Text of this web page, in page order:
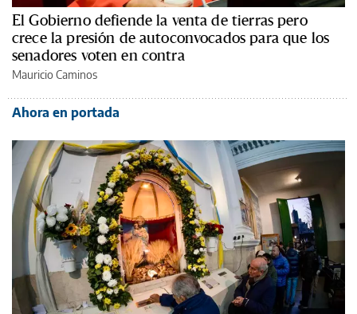
El Gobierno defiende la venta de tierras pero
crece la presión de autoconvocados para que los
senadores voten en contra
Mauricio Caminos
Ahora en portada